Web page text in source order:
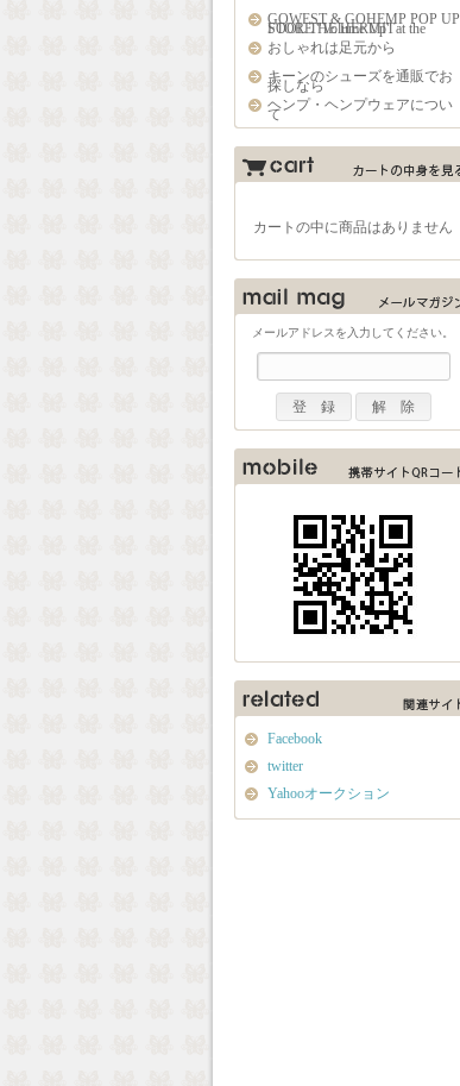
GOWEST & GOHEMP POP UP
STORE "Volume Up" at the FOOL THE HERMIT
おしゃれは足元から
キーンのシューズを通販でお
探しなら
ヘンプ・ヘンプウェアについ
て
カートの中に商品はありません
メールアドレスを入力してください。
Facebook
twitter
Yahooオークション